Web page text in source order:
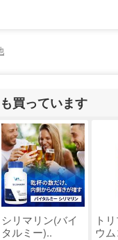
買っています
シリマリン(バイ
タルミー)..
ト
ウ